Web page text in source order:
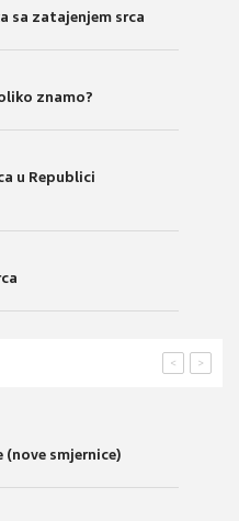
sa zatajenjem srca
znamo?
u Republici
>
<
(nove smjernice)